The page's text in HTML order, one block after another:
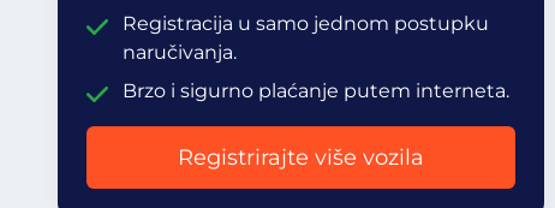
Registracija u samo jednom postupku
naručivanja.
Brzo i sigurno plaćanje putem interneta.
Registrirajte više vozila